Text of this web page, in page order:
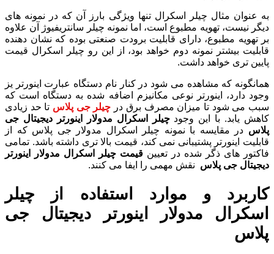
به عنوان مثال چیلر اسکرال تنها ویژگی بارز آن که در نمونه های
دیگر نیست، تهویه مطبوع است، اما نمونه چیلر سانتریفیوژ آن علاوه
بر تهویه مطبوع، دارای قابلیت برودت صنعتی بوده که نشان دهنده
قابلیت بیشتر نمونه دوم خواهد بود، از این رو چیلر اسکرال قیمت
پایین تری خواهد داشت.
همانگونه که مشاهده می شود در کنار نام دستگاه عبارت اینورتر یز
وجود دارد، اینورتر نوعی مکانیزم اضافه شده به دستگاه است که
سبب می شود تا میزان مصرف برق در چیلر جی پلاس تا حد زیادی
کاهش یابد. با این وجودچیلر اسکرال مدولار اینورتر دیجیتال جی
پلاس در مقایسه با نمونه چیلر اسکرال مدولار جی پلاس که از
قابلیت اینورتر پشتیبانی نمی کند، قیمت بالا تری داشته باشد. تمامی
فاکتور های ذگر شده در تعیین قیمت چیلر اسکرال مدولار اینورتر
دیجیتال جی پلاس نقش مهمی را ایفا می کنند.
کاربرد و موارد استفاده از چیلر
اسکرال مدولار اینورتر دیجیتال جی
پلاس